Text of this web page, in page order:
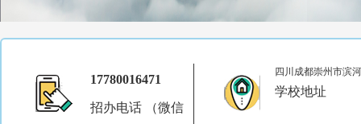
17780016471
招办电话 （微信
四川成都崇州市滨
学校地址